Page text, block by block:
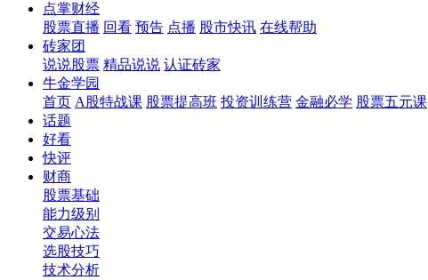
点掌财经
股票直播 回看 预告 点播 股市快讯 在线帮助
砖家团
说说股票 精品说说 认证砖家
牛金学园
首页 A股特战课 股票提高班 投资训练营 金融必学 股票五元课
话题
好看
快评
财商
股票基础
能力级别
交易心法
选股技巧
技术分析